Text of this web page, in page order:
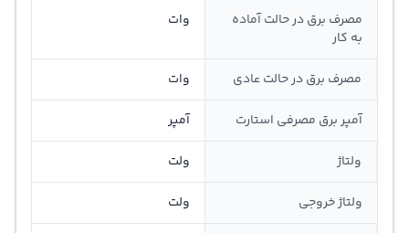
مصرف برق در حالت آماده
به کار
وات
مصرف برق در حالت عادی وات
آمپر برق مصرفی استارت آمپر
ولتاژ ولت
ولتاژ خروجی ولت